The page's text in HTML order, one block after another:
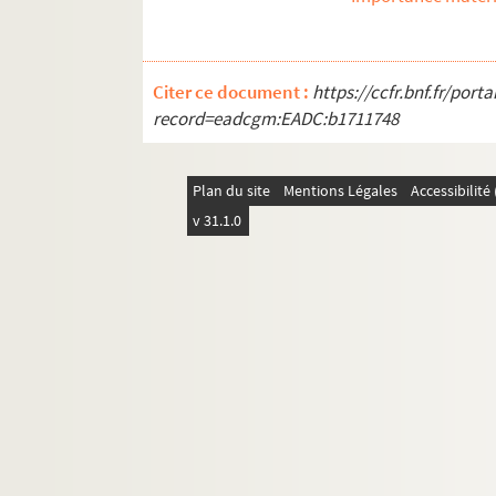
Citer ce document : https://ccfr.bnf.fr/
record=eadcgm:EADC:b1711748
Plan du site Mentions Légales
v 31.1.0